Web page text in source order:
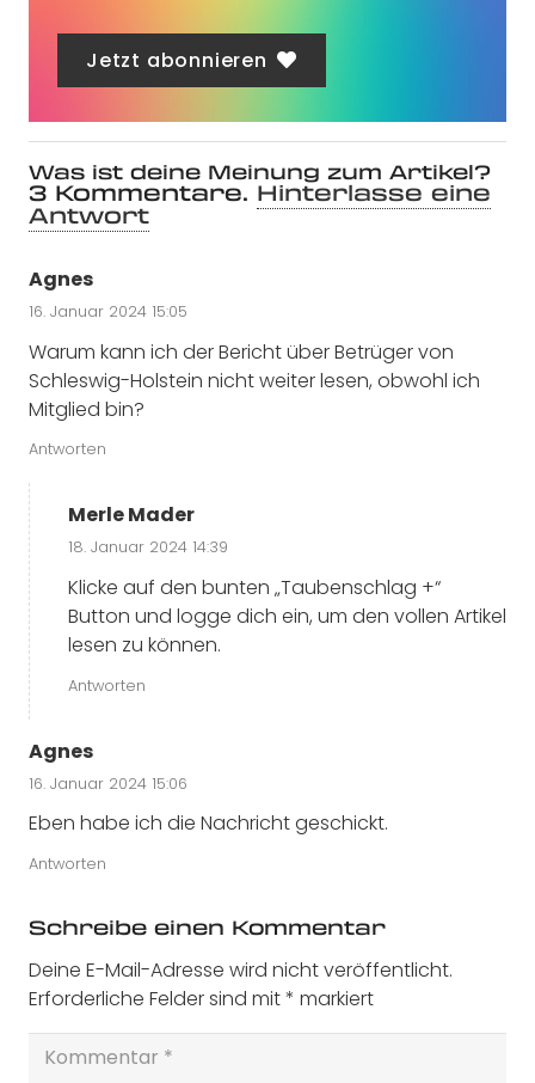
Jetzt abonnieren
Was ist deine Meinung zum Artikel?
3 Kommentare. Hinterlasse eine
Antwort
Agnes
16. Januar 2024 15:05
Warum kann ich der Bericht über Betrüger von
Schleswig-Holstein nicht weiter lesen, obwohl ich
Mitglied bin?
Antworten
Merle Mader
18. Januar 2024 14:39
Klicke auf den bunten „Taubenschlag +“
Button und logge dich ein, um den vollen Artikel
lesen zu können.
Antworten
Agnes
16. Januar 2024 15:06
Eben habe ich die Nachricht geschickt.
Antworten
Schreibe einen Kommentar
Deine E-Mail-Adresse wird nicht veröffentlicht.
Erforderliche Felder sind mit* markiert